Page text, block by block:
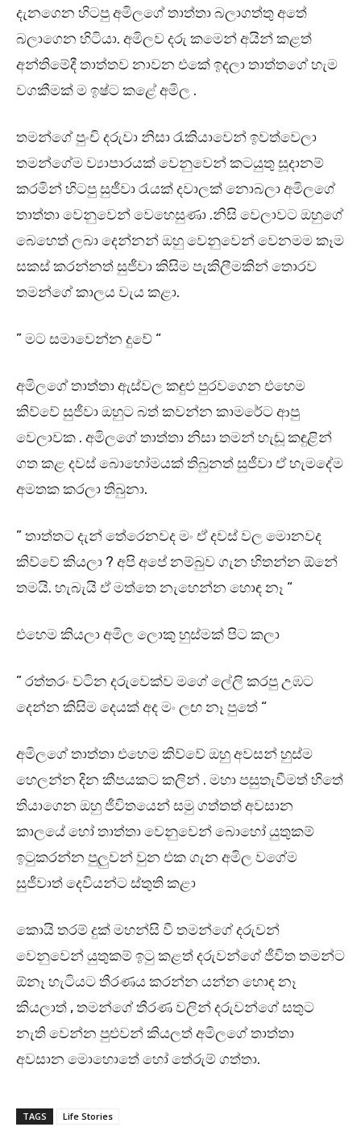
දැනගෙන හිටපු අමිලගේ තාත්තා බලාගත්තු අතේ
බලාගෙන හිටියා. අමිලව දරු කමෙන් අයින් කළත්
අන්තිමේදී තාත්තව නාවන එකේ ඉදලා තාත්තගේ හැම
වගකීමක් ම ඉෂ්ට කළේ අමිල .
තමන්ගේ පුංචි දරුවා නිසා රැකියාවෙන් ඉවත්වෙලා
තමන්ගේම ව්‍යාපාරයක් වෙනුවෙන් කටයුතු සූදානම්
කරමින් හිටපු සුජීවා රැයක් දවාලක් නොබලා අමිලගේ
තාත්තා වෙනුවෙන් වෙහෙසුණා .නිසි වෙලාවට ඔහුගේ
බෙහෙත් ලබා දෙන්නන් ඔහු වෙනුවෙන් වෙනමම කෑම
සකස් කරන්නත් සුජීවා කිසිම පැකිලීමකින් තොරව
තමන්ගේ කාලය වැය කළා.
” මට සමාවෙන්න දුවේ “
අමිලගේ තාත්තා ඇස්වල කඳුළු පුරවගෙන එහෙම
කිව්වේ සුජීවා ඔහුට බත් කවන්න කාමරේට ආපු
වෙලාවක . අමිලගේ තාත්තා නිසා තමන් හැඬූ කඳුළින්
ගත කළ දවස් බොහෝමයක් තිබුනත් සුජීවා ඒ හැමදේම
අමතක කරලා තිබුනා.
” තාත්තට දැන් තේරෙනවද මං ඒ දවස් වල මොනවද
කිව්වේ කියලා ? අපි අපේ නම්බුව ගැන හිතන්න ඕනේ
තමයි. හැබැයි ඒ මත්තෙ නැහෙන්න හොඳ නෑ “
එහෙම කියලා අමිල ලොකු හුස්මක් පිට කලා
” රත්තරං වටින දරුවෙක්ව මගේ ලේලි කරපු උඹට
දෙන්න කිසිම දෙයක් අද මං ලඟ නෑ පුතේ “
අමිලගේ තාත්තා එහෙම කිව්වේ ඔහු අවසන් හුස්ම
හෙලන්න දින කීපයකට කලින් . මහා පසුතැවීමත් හිතේ
තියාගෙන ඔහු ජීවිතයෙන් සමු ගත්තත් අවසාන
කාලයේ හෝ තාත්තා වෙනුවෙන් බොහෝ යුතුකම්
ඉටුකරන්න පුලුවන් වුන එක ගැන අමිල වගේම
සුජීවාත් දෙවියන්ට ස්තුති කළා
කොයි තරම් දුක් මහන්සි වී තමන්ගේ දරුවන්
වෙනුවෙන් යුතුකම් ඉටු කළත් දරුවන්ගේ ජීවිත තමන්ට
ඕනෑ හැටියට තීරණය කරන්න යන්න හොඳ නෑ
කියලාත් , තමන්ගේ තීරණ වලින් දරුවන්ගේ සතුට
නැති වෙන්න පුළුවන් කියලත් අමිලගේ තාත්තා
අවසාන මොහොතේ හෝ තේරුම් ගත්තා.
TAGS Life Stories